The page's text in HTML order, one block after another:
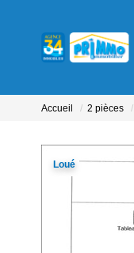
Accueil 2 pièces
Loué